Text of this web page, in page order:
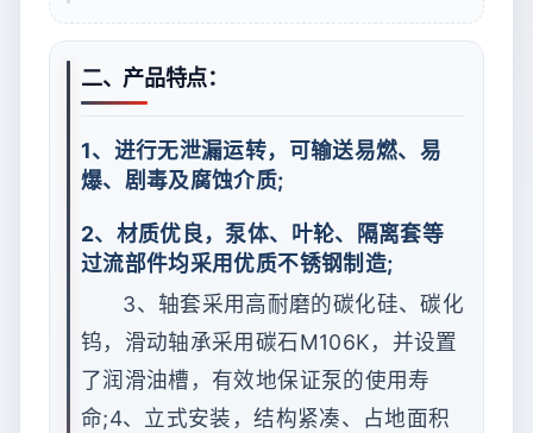
二、产品特点：
1、进行无泄漏运转，可输送易燃、易
爆、剧毒及腐蚀介质;
2、材质优良，泵体、叶轮、隔离套等
过流部件均采用优质不锈钢制造;
3、轴套采用高耐磨的碳化硅、碳化
钨，滑动轴承采用碳石M106K，并设置
了润滑油槽，有效地保证泵的使用寿
命;4、立式安装，结构紧凑、占地面积